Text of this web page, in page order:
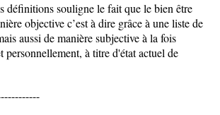
définitions souligne le fait que le bien être
objective c’est à dire grâce à une liste de
aussi de manière subjective à la fois
à titre d'état actuel de